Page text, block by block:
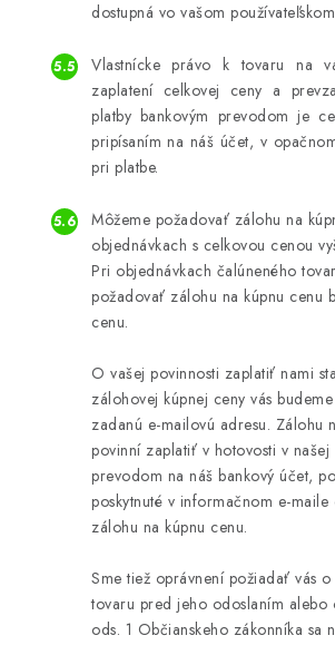
dostupná vo vašom
Vlastnícke právo k tovaru na
zaplatení celkovej ceny a
platby bankovým prevodom je
pripísaním na náš účet, v
pri platbe.
Môžeme požadovať zálohu na
objednávkach s celkovou cenou
Pri objednávkach čalúneného
požadovať zálohu na kúpnu cenu
cenu.
O vašej povinnosti zaplatiť nami
zálohovej kúpnej ceny vás
zadanú e-mailovú adresu. Zálohu
povinní zaplatiť v hotovosti v
prevodom na náš bankový účet,
poskytnuté v informačnom e-
zálohu na kúpnu cenu.
Sme tiež oprávnení požiadať vás
tovaru pred jeho odoslaním alebo
ods. 1 Občianskeho zákonníka sa